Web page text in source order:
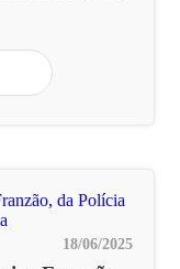
18/06/2025